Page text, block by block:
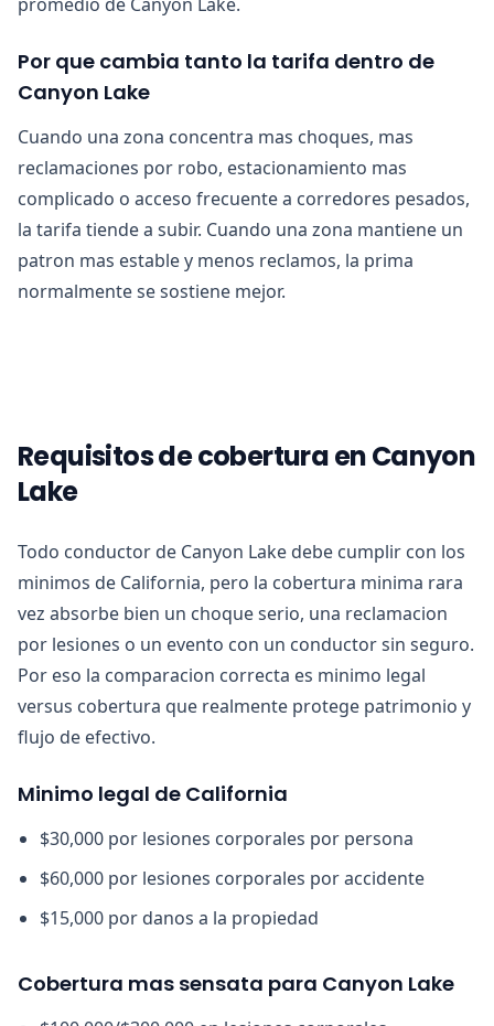
Por que cambia tanto la tarifa dentro de
Canyon Lake
Cuando una zona concentra mas choques, mas
reclamaciones por robo, estacionamiento mas
complicado o acceso frecuente a corredores pesados,
la tarifa tiende a subir. Cuando una zona mantiene un
patron mas estable y menos reclamos, la prima
normalmente se sostiene mejor.
Requisitos de cobertura en Canyon
Lake
Todo conductor de Canyon Lake debe cumplir con los
minimos de California, pero la cobertura minima rara
vez absorbe bien un choque serio, una reclamacion
por lesiones o un evento con un conductor sin seguro.
Por eso la comparacion correcta es minimo legal
versus cobertura que realmente protege patrimonio y
flujo de efectivo.
Minimo legal de California
$30,000 por lesiones corporales por persona
$60,000 por lesiones corporales por accidente
$15,000 por danos a la propiedad
Cobertura mas sensata para Canyon Lake